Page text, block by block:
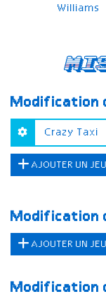
Williams
Modification
AJOUTER UN JEU
Modification
AJOUTER UN JEU
Modification